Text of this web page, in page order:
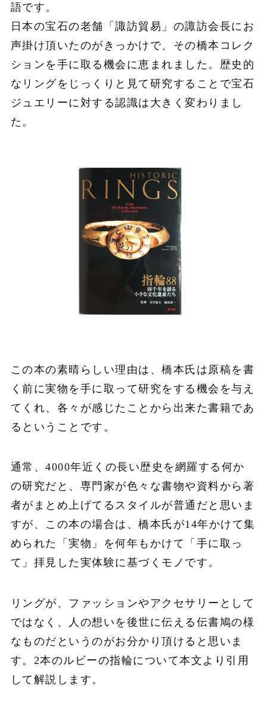
語です。
日本の宝石の老舗「諏訪貿易」の諏訪会長にお
声掛け頂いたのがきっかけで、その橋本コレク
ションを手に取る 機会に恵まれました。 歴史的
なリングをじっくりと見て研究することで宝石
ジュエリーに対する認識は大きく変わり まし
た。
この本の素晴らしい理由は、橋本氏は原稿を書
く前に実物を手に取って研究をする機会を与え
て くれ、各々が感じたことから 出来た書籍であ
るということです。
通常、4000年近くの長い歴史を網羅する 何か
の研究だと、専門家が色々な書物や 資料から著
者がまとめ上げてるスタイルが普通だと思いま
すが、この本の場合は、橋本氏が14年かけて集
められた「実物」を何年もかけて「手に取っ
て」拝見した 実体験に基づくモノです。
リングが、ファッションやアクセサリー として
ではなく、人の想いを後世に伝える 伝書鳩の様
なものだというのがお分かり頂けると思いま
す。2本のルビーの指輪について本文より引用
して解説します。